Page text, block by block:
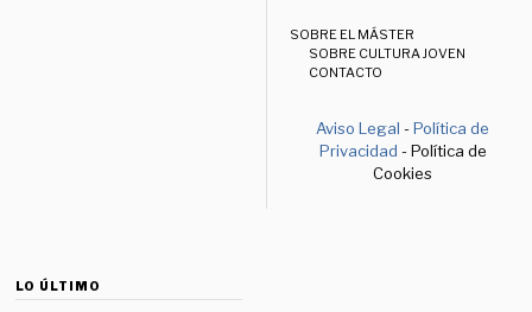
SOBRE EL MÁSTER
SOBRE CULTURA JOVEN
CONTACTO
Aviso Legal -Política de
Privacidad - Política de
Cookies
LO ÚLTIMO